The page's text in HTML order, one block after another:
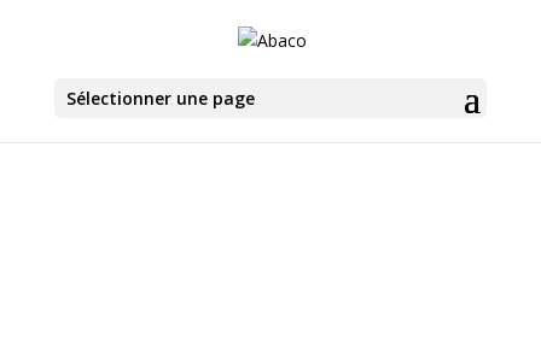
Sélectionner une page